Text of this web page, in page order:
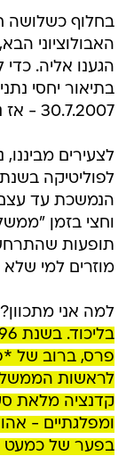
בחלוף כשלושה
האבולוציוני
הגענו אליה.
בתיאור יחסי
30.7.2007 - אז נברא עולם התקשורת הביביסטי.
לצעירים מביננו,
הנמשכת עד
וחצי בזמן
תופעות
מוזרים למי
למה אני
לראשות
קדנציה מלאת
ומפלגתיים -
בפער של כמעט *400* אלף